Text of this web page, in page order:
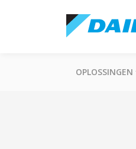
OPLOSSINGEN